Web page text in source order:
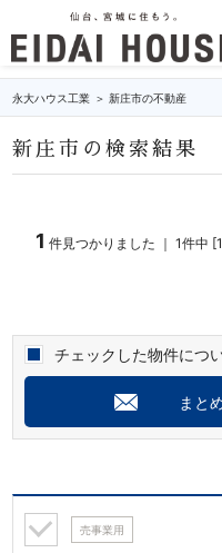
永大ハウス工業 新庄市の不動産
新庄市の検索結果
1 件見つかりました ｜ 1件中
チェックした物件につ
まと
売事業用